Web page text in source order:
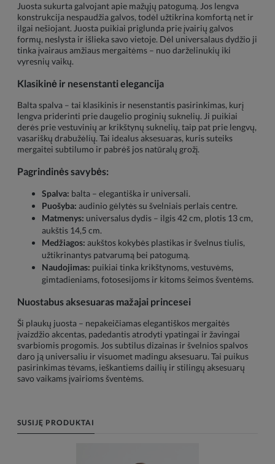
Juosta sukurta galvojant apie mažųjų patogumą. Jos lengva
konstrukcija nespaudžia galvos, todėl užtikrina komfortą net ir
ilgai nešiojant. Juosta puikiai priglunda prie įvairių galvos
formų, neslysta ir išlieka savo vietoje. Dėl universalaus dydžio ji
tinka įvairaus amžiaus mergaitėms – nuo darželinukių iki
vyresnių vaikų.
Klasikinė ir nesenstanti elegancija
Balta spalva – tai klasikinis ir nesenstantis pasirinkimas, kurį
lengva priderinti prie daugelio proginių suknelių. Ji puikiai
derės prie vestuvinių ar krikštynų suknelių, taip pat prie lengvų,
vasariškų drabužėlių. Tai idealus aksesuaras, kuris suteiks
mergaitei subtilumo ir pabrėš jos natūralų grožį.
Pagrindinės savybės:
Spalva: balta – elegantiška ir universali.
Puošyba: audinio gėlytės su švelniais perlais centre.
Matmenys: universalus dydis – ilgis 42 cm, plotis 13 cm,
aukštis 14,5 cm.
Medžiagos: aukštos kokybės plastikas ir švelnus tiulis,
užtikrinantys patvarumą bei patogumą.
Naudojimas: puikiai tinka krikštynoms, vestuvėms,
gimtadieniams, fotosesijoms ir kitoms šeimos šventėms.
Nuostabus aksesuaras mažajai princesei
Ši plaukų juosta – nepakeičiamas elegantiškos mergaitės
įvaizdžio akcentas, padedantis atrodyti ypatingai ir žavingai
svarbiomis progomis. Jos subtilus dizainas ir švelnios spalvos
daro ją universaliu ir visuomet madingu aksesuaru. Tai puikus
pasirinkimas tėvams, ieškantiems dailių ir stilingų aksesuarų
savo vaikams įvairioms šventėms.
SUSIJĘ PRODUKTAI